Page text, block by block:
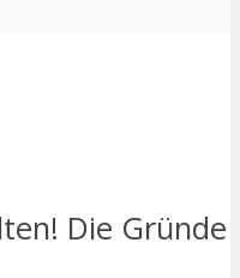
Die Gründe